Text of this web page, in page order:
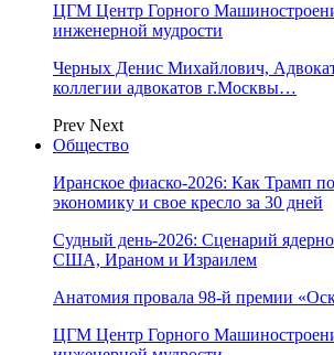
ЦГМ Центр Горного
инженерной мудрости
Черных Денис Михайлович,
коллегии адвокатов г.Москвы…
Prev Next
Общество
Иранское фиаско-2026: Как Трамп
экономику и свое кресло за 30 дней
Судный день-2026: Сценарий
США, Ираном и Израилем
Анатомия провала 98-й премии
ЦГМ Центр Горного